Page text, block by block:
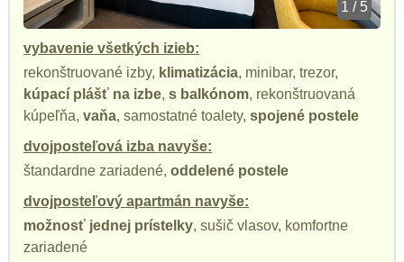
1 / 5
vybavenie všetkých izieb:
rekonštruované izby, klimatizácia, minibar, trezor,
kúpací plášť na izbe, s balkónom, rekonštruovaná
kúpeľňa, vaňa, samostatné toalety, spojené postele
dvojposteľová izba navyše:
štandardne zariadené, oddelené postele
dvojposteľový apartmán navyše:
možnosť jednej prístelky, sušič vlasov, komfortne
zariadené